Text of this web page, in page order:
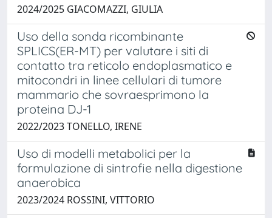
2024/2025 GIACOMAZZI, GIULIA
Uso della sonda ricombinante
SPLICS(ER-MT) per valutare i siti di
contatto tra reticolo endoplasmatico e
mitocondri in linee cellulari di tumore
mammario che sovraesprimono la
proteina DJ-1
2022/2023 TONELLO, IRENE
Uso di modelli metabolici per la
formulazione di sintrofie nella digestione
anaerobica
2023/2024 ROSSINI, VITTORIO